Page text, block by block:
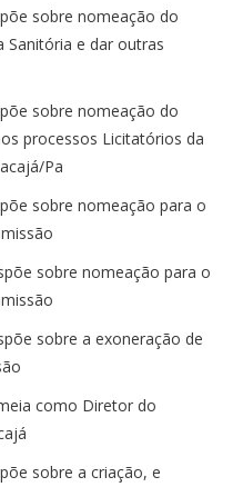
sobre nomeação do
Sanitória e dar outras
sobre nomeação do
processos Licitatórios da
Pa
sobre nomeação para o
sobre nomeação para o
sobre a exoneração de
como Diretor do
sobre a criação, e